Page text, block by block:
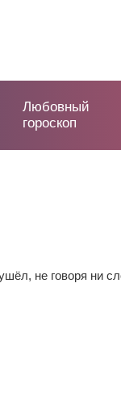
Любовный
гороскоп
не говоря ни